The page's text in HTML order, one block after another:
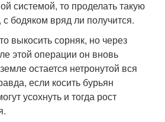
системой, то проделать такую
бодяком вряд ли получится.
выкосить сорняк, но через
этой операции он вновь
остается нетронутой вся
если косить бурьян
усохнуть и тогда рост